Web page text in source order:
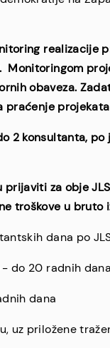
realizacije
Monitoringom
obaveza.
praćenje
2 konsultanta,
prijaviti za obje
troškove u bruto
dana po
- do 20 radnih dana
dana
uz priložene